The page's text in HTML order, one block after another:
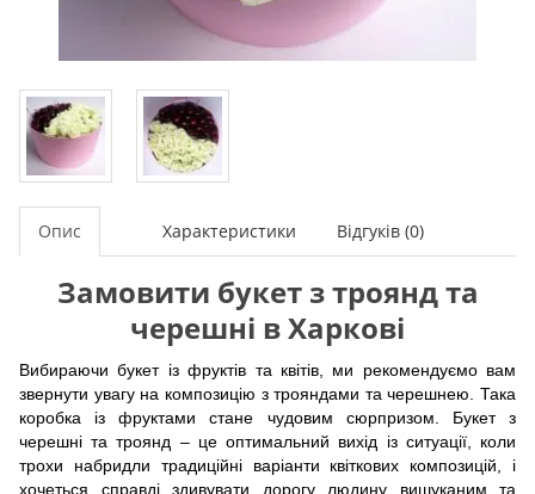
Опис Характеристики Відгуків (0)
Замовити букет з троянд та
черешні в Харкові
Вибираючи букет із фруктів та квітів, ми рекомендуємо вам
звернути увагу на композицію з трояндами та черешнею. Така
коробка із фруктами стане чудовим сюрпризом. Букет з
черешні та троянд – це оптимальний вихід із ситуації, коли
трохи набридли традиційні варіанти квіткових композицій, і
хочеться справді здивувати дорогу людину вишуканим та